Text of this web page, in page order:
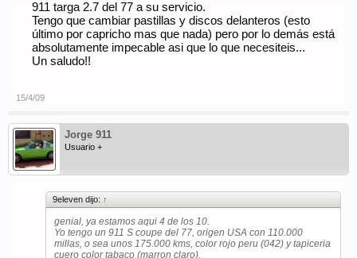
911 targa 2.7 del 77 a su servicio.
Tengo que cambiar pastillas y discos delanteros (esto
último por capricho mas que nada) pero por lo demás está
absolutamente impecable asi que lo que necesiteis...
Un saludo!!
15/4/09
Jorge 911
Usuario +
9eleven dijo: ↑
genial, ya estamos aqui 4 de los 10.
Yo tengo un 911 S coupe del 77, origen USA con 110.000
millas, o sea unos 175.000 kms, color rojo peru (042) y tapiceria
cuero color tabaco (marron claro).